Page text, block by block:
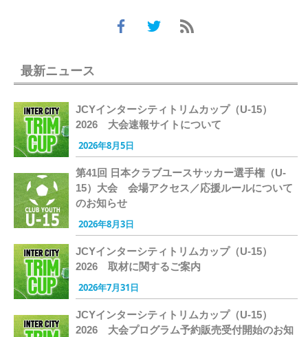
最新ニュース
JCYインターシティトリムカップ（U-15）
2026 大会速報サイトについて
2026年8月5日
第41回 日本クラブユースサッカー選手権（U-
15）大会 会場アクセス／応援ルールについて
のお知らせ
2026年8月3日
JCYインターシティトリムカップ（U-15）
2026 取材に関するご案内
2026年7月31日
JCYインターシティトリムカップ（U-15）
2026 大会プログラム予約販売受付開始のお知